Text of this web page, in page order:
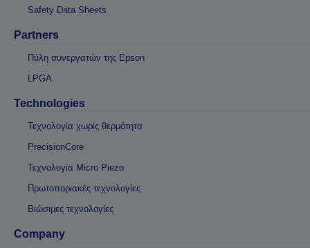
Safety Data Sheets
Partners
Πύλη συνεργατών της Epson
LPGA
Technologies
Τεχνολογία χωρίς θερμότητα
PrecisionCore
Τεχνολογία Micro Piezo
Πρωτοποριακές τεχνολογίες
Βιώσιμες τεχνολογίες
Company